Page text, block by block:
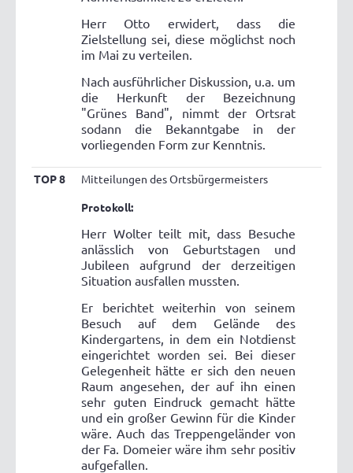
Herr Otto erwidert, dass die
Zielstellung sei, diese möglichst noch
im Mai zu verteilen.
Nach ausführlicher Diskussion, u.a. um
die Herkunft der Bezeichnung
"Grünes Band", nimmt der Ortsrat
sodann die Bekanntgabe in der
vorliegenden Form zur Kenntnis.
TOP 8
Mitteilungen des Ortsbürgermeisters
Protokoll:
Herr Wolter teilt mit, dass Besuche
anlässlich von Geburtstagen und
Jubileen aufgrund der derzeitigen
Situation ausfallen mussten.
Er berichtet weiterhin von seinem
Besuch auf dem Gelände des
Kindergartens, in dem ein Notdienst
eingerichtet worden sei. Bei dieser
Gelegenheit hätte er sich den neuen
Raum angesehen, der auf ihn einen
sehr guten Eindruck gemacht hätte
und ein großer Gewinn für die Kinder
wäre. Auch das Treppengeländer von
der Fa. Domeier wäre ihm sehr positiv
aufgefallen.